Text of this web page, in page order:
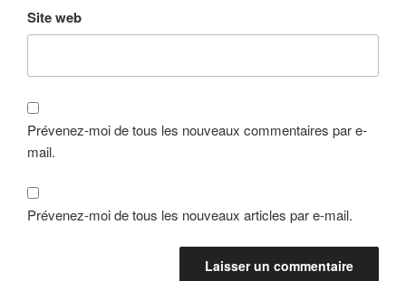
Site web
Prévenez-moi de tous les nouveaux commentaires par e-
mail.
Prévenez-moi de tous les nouveaux articles par e-mail.